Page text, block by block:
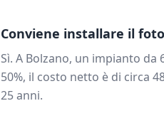
Conviene installare il
Sì. A Bolzano, un impianto da
50%, il costo netto è di circa
25 anni.